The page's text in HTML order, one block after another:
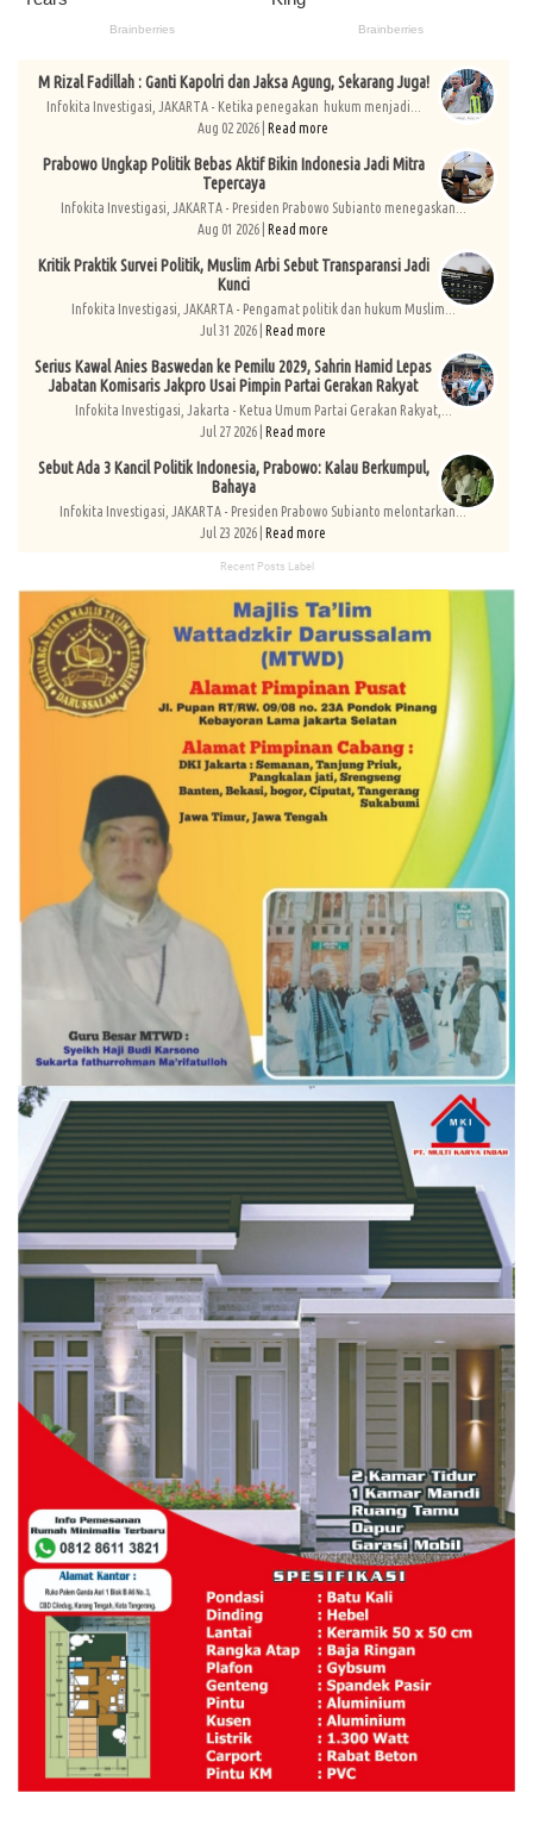
M Rizal Fadillah : Ganti Kapolri dan Jaksa Agung, Sekarang Juga!
Infokita Investigasi, JAKARTA - Ketika penegakan hukum menjadi...
Aug 02 2026 | Read more
Prabowo Ungkap Politik Bebas Aktif Bikin Indonesia Jadi Mitra
Tepercaya
Infokita Investigasi, JAKARTA - Presiden Prabowo Subianto menegaskan...
Aug 01 2026 | Read more
Kritik Praktik Survei Politik, Muslim Arbi Sebut Transparansi Jadi
Kunci
Infokita Investigasi, JAKARTA - Pengamat politik dan hukum Muslim...
Jul 31 2026 | Read more
Serius Kawal Anies Baswedan ke Pemilu 2029, Sahrin Hamid Lepas
Jabatan Komisaris Jakpro Usai Pimpin Partai Gerakan Rakyat
Infokita Investigasi, Jakarta - Ketua Umum Partai Gerakan Rakyat,...
Jul 27 2026 | Read more
Sebut Ada 3 Kancil Politik Indonesia, Prabowo: Kalau Berkumpul,
Bahaya
Infokita Investigasi, JAKARTA - Presiden Prabowo Subianto melontarkan...
Jul 23 2026 | Read more
Recent Posts Label